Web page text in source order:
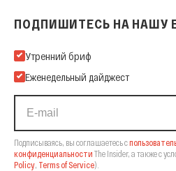
ПОДПИШИТЕСЬ НА НАШУ
Подпишитесь на нашу Email-
Утренний бриф
Еженедельный дайджест
Подписываясь, вы соглашаетесь с
конфиденциальности The Insider, а также с
Policy Terms of Service).